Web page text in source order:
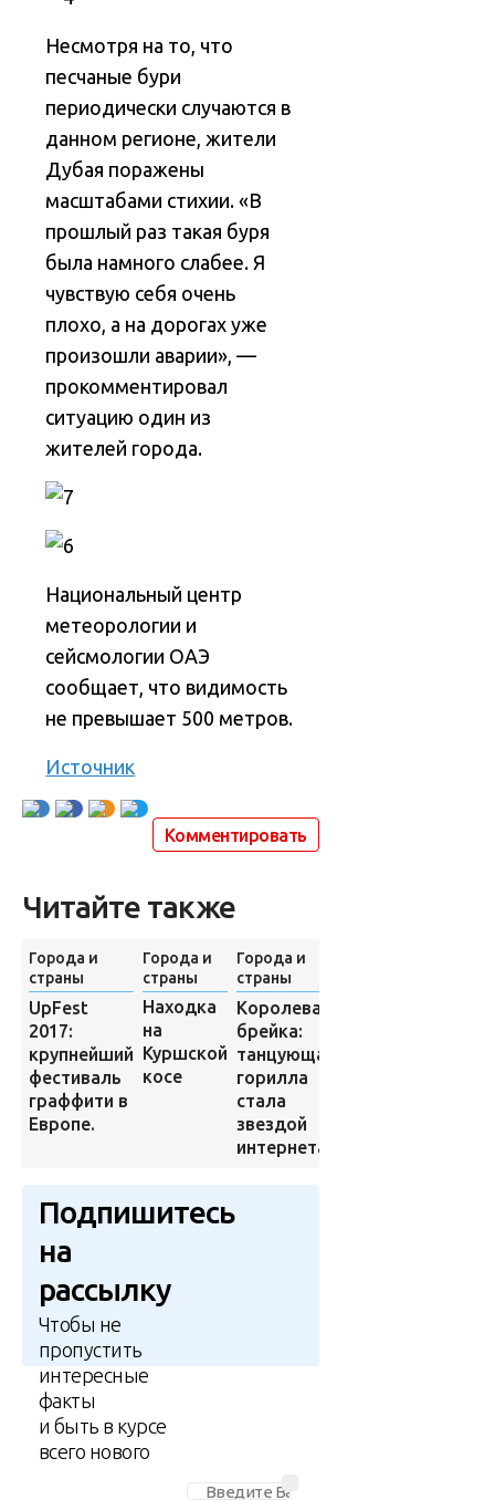
Несмотря на то, что
песчаные бури
периодически случаются в
данном регионе, жители
Дубая поражены
масштабами стихии. «В
прошлый раз такая буря
была намного слабее. Я
чувствую себя очень
плохо, а на дорогах уже
произошли аварии», —
прокомментировал
ситуацию один из
жителей города.
Национальный центр
метеорологии и
сейсмологии ОАЭ
сообщает, что видимость
не превышает 500 метров.
Источник
Комментировать
Читайте также
Города и
страны
UpFest
2017:
крупнейший
фестиваль
граффити в
Европе.
Города и
страны
Находка
на
Куршской
косе
Города и
страны
Королева
брейка:
танцующая
горилла
стала
звездой
интернета
Подпишитесь
на
рассылку
Чтобы не
пропустить
интересные
факты
и быть в курсе
всего нового